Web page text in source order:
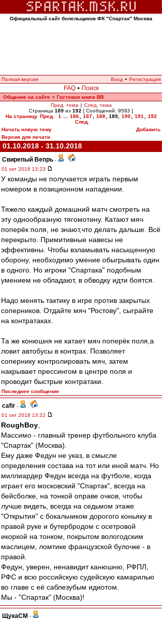
Официальный сайт болельщиков ФК "Спартак" Москва
Полная версия Вход • Регистрация
FAQ • Поиск
Общение на сайте » Гостевая книга ВВ
Пред. тема | След. тема
Страница 189 из 192 [ Сообщений: 9593 ]
На страницу Пред. 1 186 187 188 189, 190 191
192
След.
Начать новую тему
Добавить
Версия для печати
01.10.2018 - 31.10.2018
Свирепый Вепрь -
01 окт 2018 13:23
У команды не получается играть первым
номером в позиционном нападении.
Тяжело каждый домашний матч смотреть на
эту однообразную тягомотину. Катают мяч
поперёк поля, не знают,что делать дальше. Всё
перекрыто. Примитивные навесы не
эффективны. Чтобы взламывать насыщенную
оборону, необходимо умение обыгрывать один
в одного. Но игроки "Спартака" подобным
умением не обладают, в обводку идти боятся.
Надо менять тактику в игре против закрытых
соперников. Отдайте мяч "Ростову", сыграйте
на контратаках.
Та же конюшня не катает мяч поперёк поля,а
ловит автобусы в контрах. Позволяет
сопернику контролировать мяч, затем
накрывает прессингом в центре поля и
проводит быстрые контратаки.
Последнее сообщение
cafir -
01 окт 2018 13:22
RoughBoy
Массимо - главный тренер футбольного клуба
"Спартак" (Москва).
Ему даже Федун не указ, в смысле
определения состава на тот или иной матч. Но
миллиардер Федун всегда на футболе, когда
играет его московский "Спартак", всегда на
бейсболке, на тонкой оправе очков, чтобы
лучше видеть, всегда на седьмом этаже
"Открытия" с бокальчиком дорогого коньяку в
правой руке и бутербродом с осетровой
икоркой на тонком, покрытом вологодским
маслицем, ломтике французской булочке - в
правой.
Федун, уверен, ненавидит канюшню, РФПЛ,
РФС и всю российскую судейскую камарилью
во главе с её саблезубым идиотом.
Мы - "Спартак" (Москва)!
ЩукаСМ -